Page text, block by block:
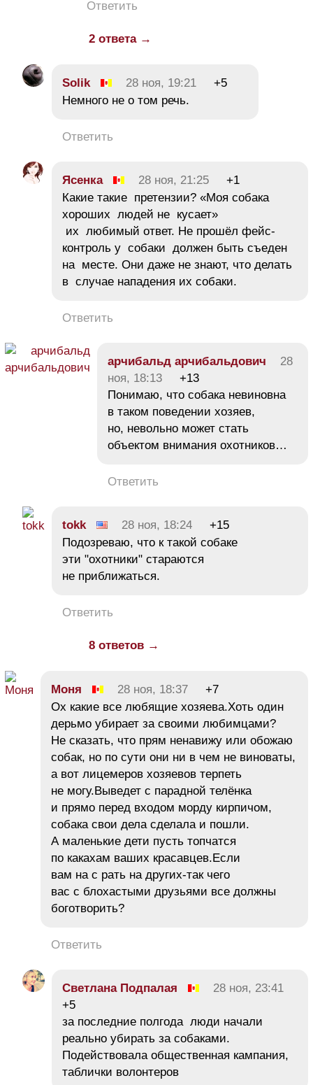
Ответить
2 ответа →
Solik 28 ноя, 19:21
+5
Немного не о том речь.
Ответить
Ясенка 28 ноя, 21:25
+1
Какие такие претензии? «Моя собака
хороших людей не кусает»
их любимый ответ. Не прошёл фейс-
контроль у собаки должен быть съеден
на месте. Они даже не знают, что делать
в случае нападения их собаки.
Ответить
арчибальд арчибальдович
28
ноя, 18:13
+13
Понимаю, что собака невиновна
в таком поведении хозяев,
но, невольно может стать
объектом внимания охотников…
Ответить
tokk 28 ноя, 18:24
+15
Подозреваю, что к такой собаке
эти "охотники" стараются
не приближаться.
Ответить
8 ответов →
Moня 28 ноя, 18:37
+7
Ох какие все любящие хозяева.Хоть один
дерьмо убирает за своими любимцами?
Не сказать, что прям ненавижу или обожаю
собак, но по сути они ни в чем не виноваты,
а вот лицемеров хозяевов терпеть
не могу.Выведет с парадной телёнка
и прямо перед входом морду кирпичом,
собака свои дела сделала и пошли.
А маленькие дети пусть топчатся
по какахам ваших красавцев.Если
вам на с рать на других-так чего
вас с блохастыми друзьями все должны
боготворить?
Ответить
Светлана Подпалая
28 ноя, 23:41
+5
за последние полгода люди начали
реально убирать за собаками.
Подействовала общественная кампания,
таблички волонтеров